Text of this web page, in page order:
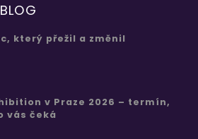
který přežil a změnil
v Praze 2026 – termín,
vás čeká